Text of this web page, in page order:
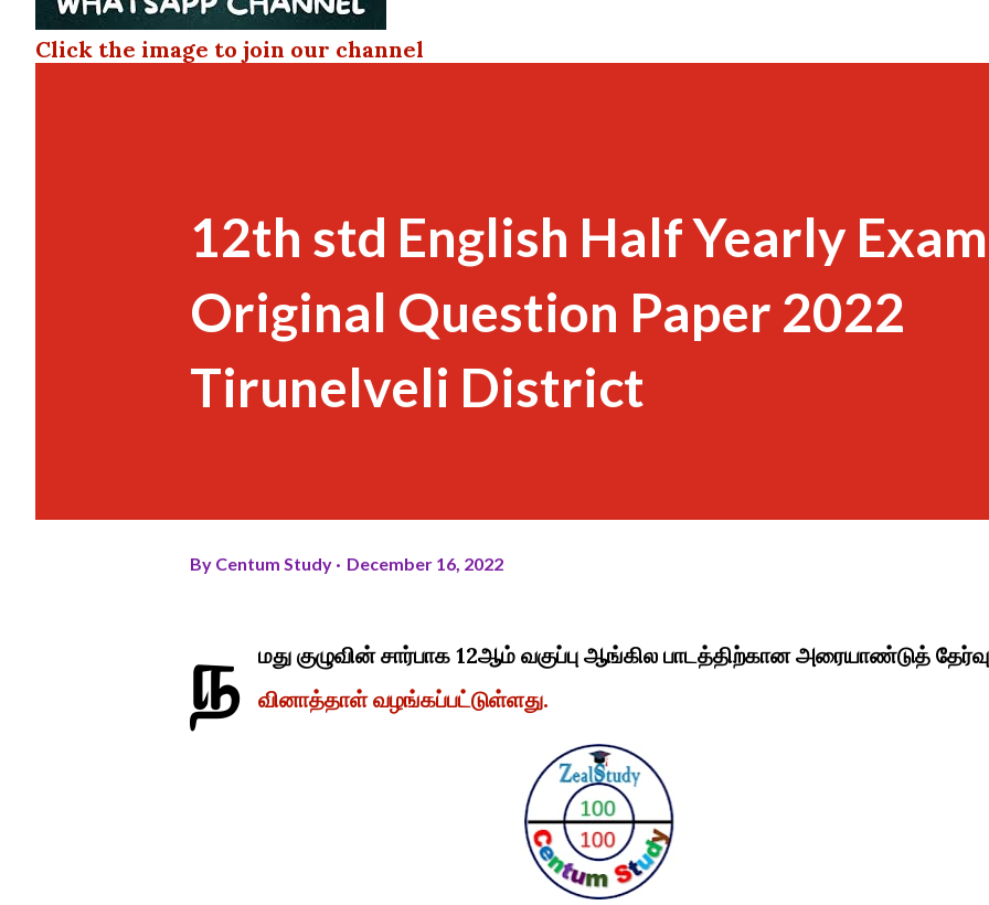
Click the image to join our channel
12th std English Half Yearly Exam
Original Question Paper 2022
Tirunelveli District
By Centum Study December 16, 2022
ந
மது குழுவின் சார்பாக 12ஆம் வகுப்பு ஆங்கில பாடத்திற்கான அரையாண்டுத் தேர்வு
வினாத்தாள் வழங்கப்பட்டுள்ளது.